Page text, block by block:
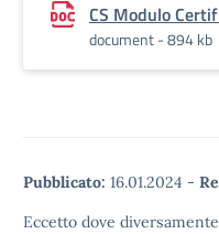
CS Modulo
document - 894 kb
Pubblicato: 16.01.2024 -
Eccetto dove